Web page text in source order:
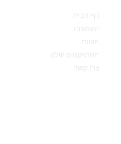
דף הבית
העמותה
הצוות
הפרויקטים שלנו
צרו קשר